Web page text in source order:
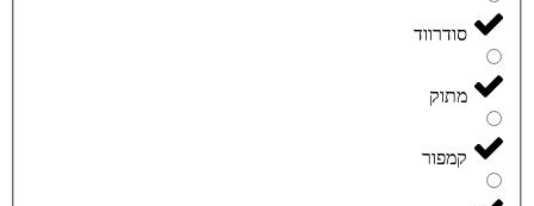
סודרווד
מתוק
קמפור